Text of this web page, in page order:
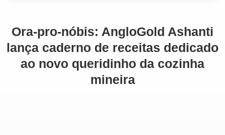
Ora-pro-nóbis: AngloGold Ashanti
lança caderno de receitas dedicado
ao novo queridinho da cozinha
mineira